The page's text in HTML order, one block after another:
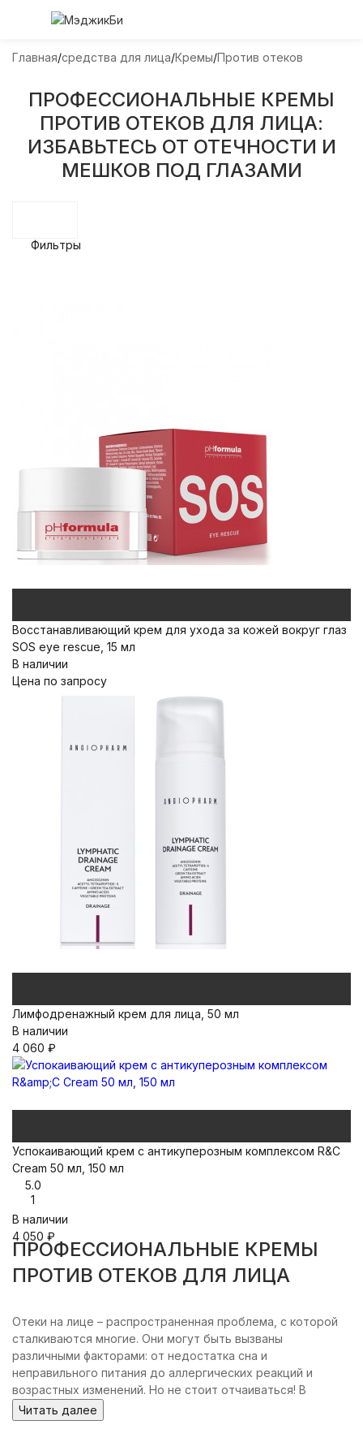
Главная средства для лица Кремы Против отеков
ПРОФЕССИОНАЛЬНЫЕ КРЕМЫ
ПРОТИВ ОТЕКОВ ДЛЯ ЛИЦА:
ИЗБАВЬТЕСЬ ОТ ОТЕЧНОСТИ И
МЕШКОВ ПОД ГЛАЗАМИ
Фильтры
Восстанавливающий крем для ухода за кожей вокруг глаз
SOS eye rescue, 15 мл
В наличии
Цена по запросу
Лимфодренажный крем для лица, 50 мл
В наличии
4 060 ₽
Успокаивающий крем с антикуперозным комплексом R&C
Cream 50 мл, 150 мл
5.0
1
В наличии
4 050 ₽
ПРОФЕССИОНАЛЬНЫЕ КРЕМЫ
ПРОТИВ ОТЕКОВ ДЛЯ ЛИЦА
Отеки на лице – распространенная проблема, с которой
сталкиваются многие. Они могут быть вызваны
различными факторами: от недостатка сна и
неправильного питания до аллергических реакций и
возрастных изменений. Но не стоит отчаиваться! В
категории "Кремы против отеков" [Название магазина] вы
найдете широкий выбор профессиональных средств,
Читать далее